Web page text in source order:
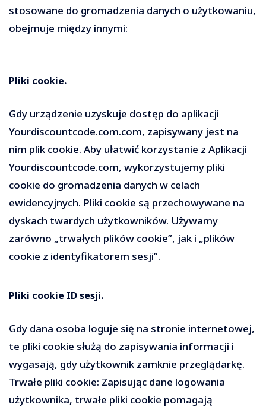
stosowane do gromadzenia danych o użytkowaniu,
obejmuje między innymi:
Pliki cookie.
Gdy urządzenie uzyskuje dostęp do aplikacji
Yourdiscountcode.com.com, zapisywany jest na
nim plik cookie. Aby ułatwić korzystanie z Aplikacji
Yourdiscountcode.com, wykorzystujemy pliki
cookie do gromadzenia danych w celach
ewidencyjnych. Pliki cookie są przechowywane na
dyskach twardych użytkowników. Używamy
zarówno „trwałych plików cookie”, jak i „plików
cookie z identyfikatorem sesji”.
Pliki cookie ID sesji.
Gdy dana osoba loguje się na stronie internetowej,
te pliki cookie służą do zapisywania informacji i
wygasają, gdy użytkownik zamknie przeglądarkę.
Trwałe pliki cookie: Zapisując dane logowania
użytkownika, trwałe pliki cookie pomagają